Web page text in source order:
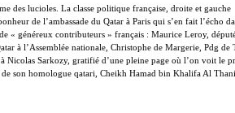
des lucioles. La classe politique française, droite et gauche
de l’ambassade du Qatar à Paris qui s’en fait l’écho
« généreux contributeurs » français : Maurice Leroy,
à l’Assemblée nationale, Christophe de Margerie, Pdg de
Nicolas Sarkozy, gratifié d’une pleine page où l’on voit le
son homologue qatari, Cheikh Hamad bin Khalifa Al